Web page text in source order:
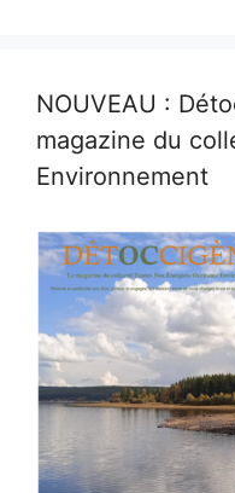
NOUVEAU :
magazine du
Environnement